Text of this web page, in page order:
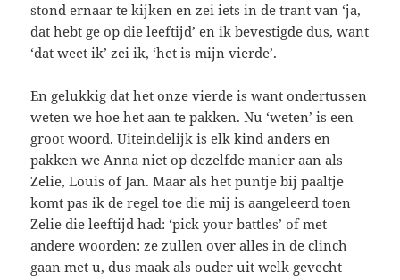
stond ernaar te kijken en zei iets in de trant van ‘ja,
dat hebt ge op die leeftijd’ en ik bevestigde dus, want
‘dat weet ik’ zei ik, ‘het is mijn vierde’.
En gelukkig dat het onze vierde is want ondertussen
weten we hoe het aan te pakken. Nu ‘weten’ is een
groot woord. Uiteindelijk is elk kind anders en
pakken we Anna niet op dezelfde manier aan als
Zelie, Louis of Jan. Maar als het puntje bij paaltje
komt pas ik de regel toe die mij is aangeleerd toen
Zelie die leeftijd had: ‘pick your battles’ of met
andere woorden: ze zullen over alles in de clinch
gaan met u, dus maak als ouder uit welk gevecht